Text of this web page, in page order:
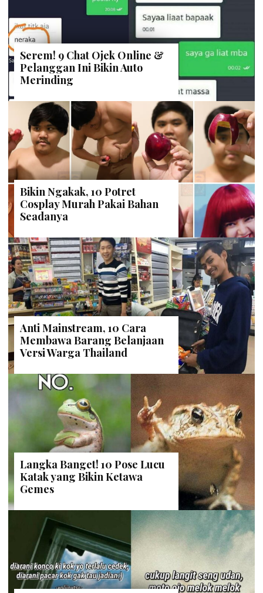
Serem! 9 Chat Ojek Online &
Pelanggan Ini Bikin Auto
Merinding
Bikin Ngakak, 10 Potret
Cosplay Murah Pakai Bahan
Seadanya
Anti Mainstream, 10 Cara
Membawa Barang Belanjaan
Versi Warga Thailand
Langka Banget! 10 Pose Lucu
Katak yang Bikin Ketawa
Gemes